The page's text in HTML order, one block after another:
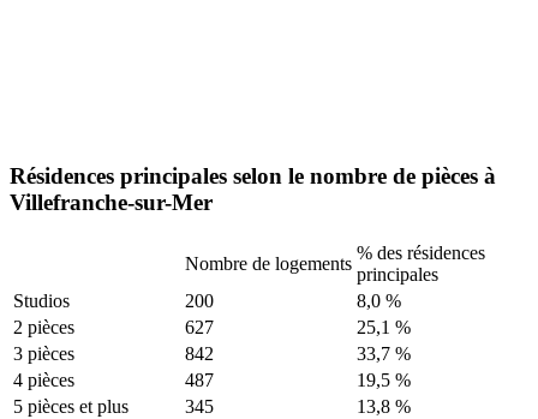
Résidences principales selon le nombre de pièces à
Villefranche-sur-Mer
Nombre de logements
% des résidences
principales
Studios
200
8,0 %
2 pièces
627
25,1 %
3 pièces
842
33,7 %
4 pièces
487
19,5 %
5 pièces et plus
345 13,8 %